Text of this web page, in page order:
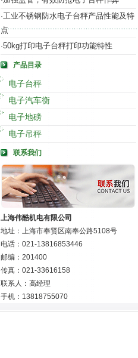
·工业不锈钢防水电子台秤产品性能及特
点
·50kg打印电子台秤打印功能特性
产品目录
电子台秤
电子汽车衡
电子地磅
电子吊秤
联系我们
上海伟酷机电有限公司
地址：上海市奉贤区南奉公路5108号
电话：021-13816853446
邮编：201400
传真：021-33616158
联系人：高经理
手机：13818755070